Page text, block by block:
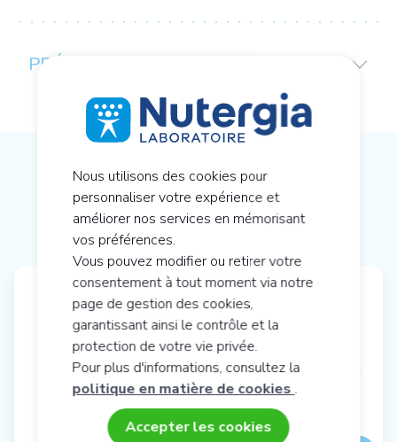
PRÉCAUTIONS D’EMPLOI
NOTRE CONSEIL EN NUTRITION
CELLULAIRE ACTIVE
ERGYSTRESS
Stress émotionnel passager
Nous utilisons des cookies pour
personnaliser votre expérience et
améliorer nos services en mémorisant
vos préférences.
Vous pouvez modifier ou retirer votre
consentement à tout moment via notre
page de gestion des cookies,
garantissant ainsi le contrôle et la
protection de votre vie privée.
Pour plus d'informations, consultez la
politique en matière de cookies .
Accepter les cookies